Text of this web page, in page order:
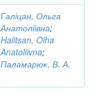
Галіцан, Ольга
Анатоліївна;
Halitsan, Olha
Anatoliivna;
Паламарюк, В. А.